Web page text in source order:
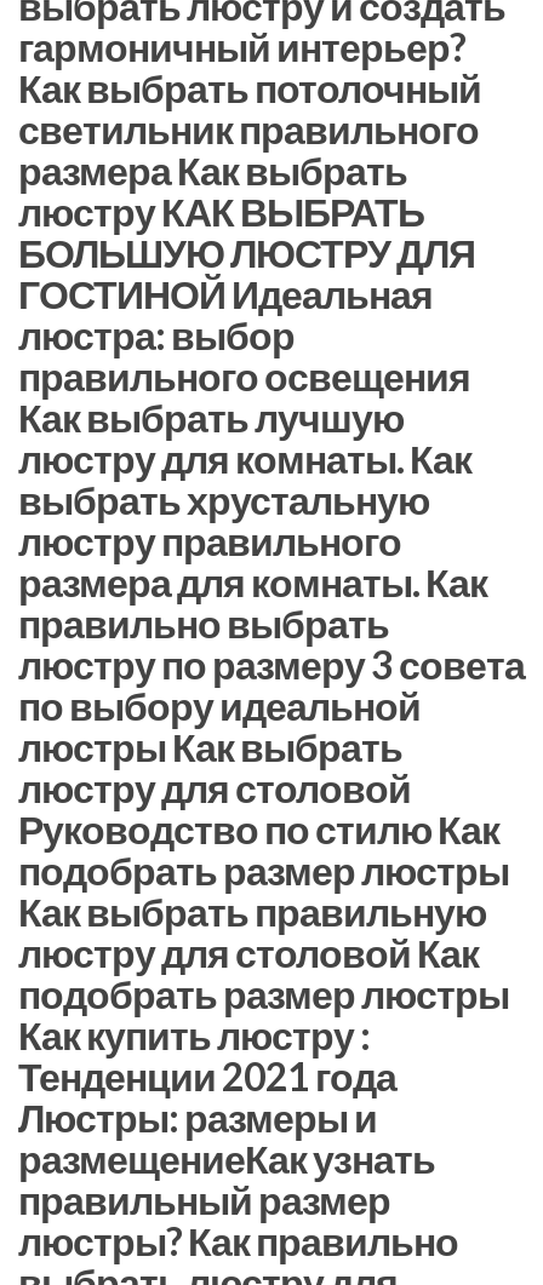
гармоничный интерьер?
Как выбрать потолочный
светильник правильного
размера Как выбрать
люстру КАК ВЫБРАТЬ
БОЛЬШУЮ ЛЮСТРУ ДЛЯ
ГОСТИНОЙ Идеальная
люстра: выбор
правильного освещения
Как выбрать лучшую
люстру для комнаты. Как
выбрать хрустальную
люстру правильного
размера для комнаты. Как
правильно выбрать
люстру по размеру 3 совета
по выбору идеальной
люстры Как выбрать
люстру для столовой
Руководство по стилю Как
подобрать размер люстры
Как выбрать правильную
люстру для столовой Как
подобрать размер люстры
Как купить люстру :
Тенденции 2021 года
Люстры: размеры и
размещениеКак узнать
правильный размер
люстры? Как правильно